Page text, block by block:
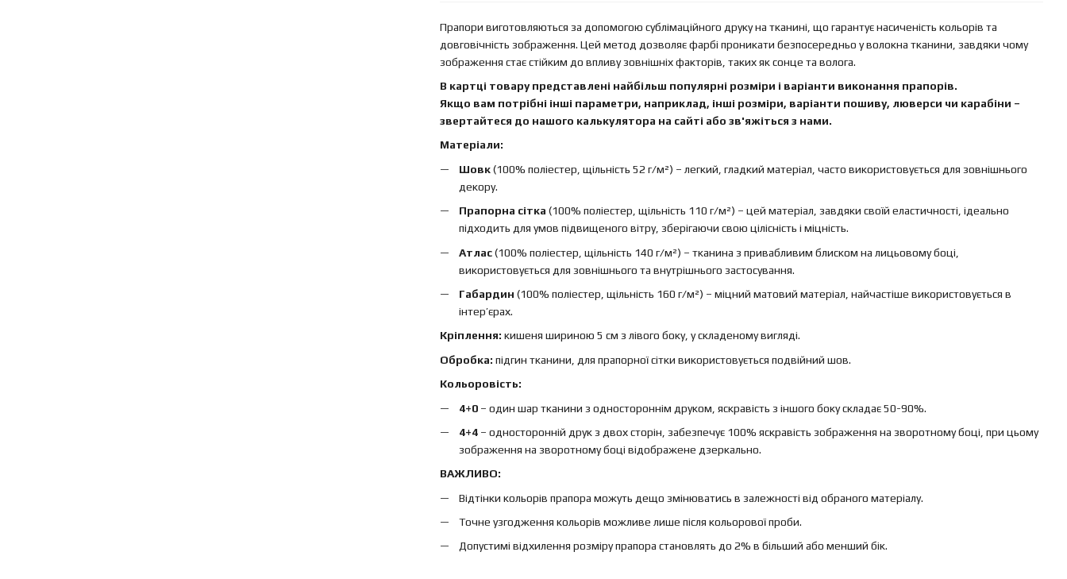
Прапори виготовляються за допомогою сублімаційного друку на тканині, що гарантує насиченість кольорів та
довговічність зображення. Цей метод дозволяє фарбі проникати безпосередньо у волокна тканини, завдяки чому
зображення стає стійким до впливу зовнішніх факторів, таких як сонце та волога.
В картці товару представлені найбільш популярні розміри і варіанти виконання прапорів.
Якщо вам потрібні інші параметри, наприклад, інші розміри, варіанти пошиву, люверси чи карабіни –
звертайтеся до нашого калькулятора на сайті або зв'яжіться з нами.
Матеріали:
Шовк(100% поліестер, щільність 52 г/м²) – легкий, гладкий матеріал, часто використовується для зовнішнього
декору.
Прапорна сітка (100% поліестер, щільність 110 г/м²) – цей матеріал, завдяки своїй еластичності, ідеально
підходить для умов підвищеного вітру, зберігаючи свою цілісність і міцність.
Атлас(100% поліестер, щільність 140 г/м²) – тканина з привабливим блиском на лицьовому боці,
використовується для зовнішнього та внутрішнього застосування.
Габардин (100% поліестер, щільність 160 г/м²) – міцний матовий матеріал, найчастіше використовується в
інтер’єрах.
Кріплення: кишеня шириною 5 см з лівого боку, у складеному вигляді.
Обробка: підгин тканини, для прапорної сітки використовується подвійний шов.
Кольоровість:
4+0– один шар тканини з одностороннім друком, яскравість з іншого боку складає 50-90%.
4+4– односторонній друк з двох сторін, забезпечує 100% яскравість зображення на зворотному боці, при цьому
зображення на зворотному боці відображене дзеркально.
ВАЖЛИВО:
Відтінки кольорів прапора можуть дещо змінюватись в залежності від обраного матеріалу.
Точне узгодження кольорів можливе лише після кольорової проби.
Допустимі відхилення розміру прапора становлять до 2% в більший або менший бік.